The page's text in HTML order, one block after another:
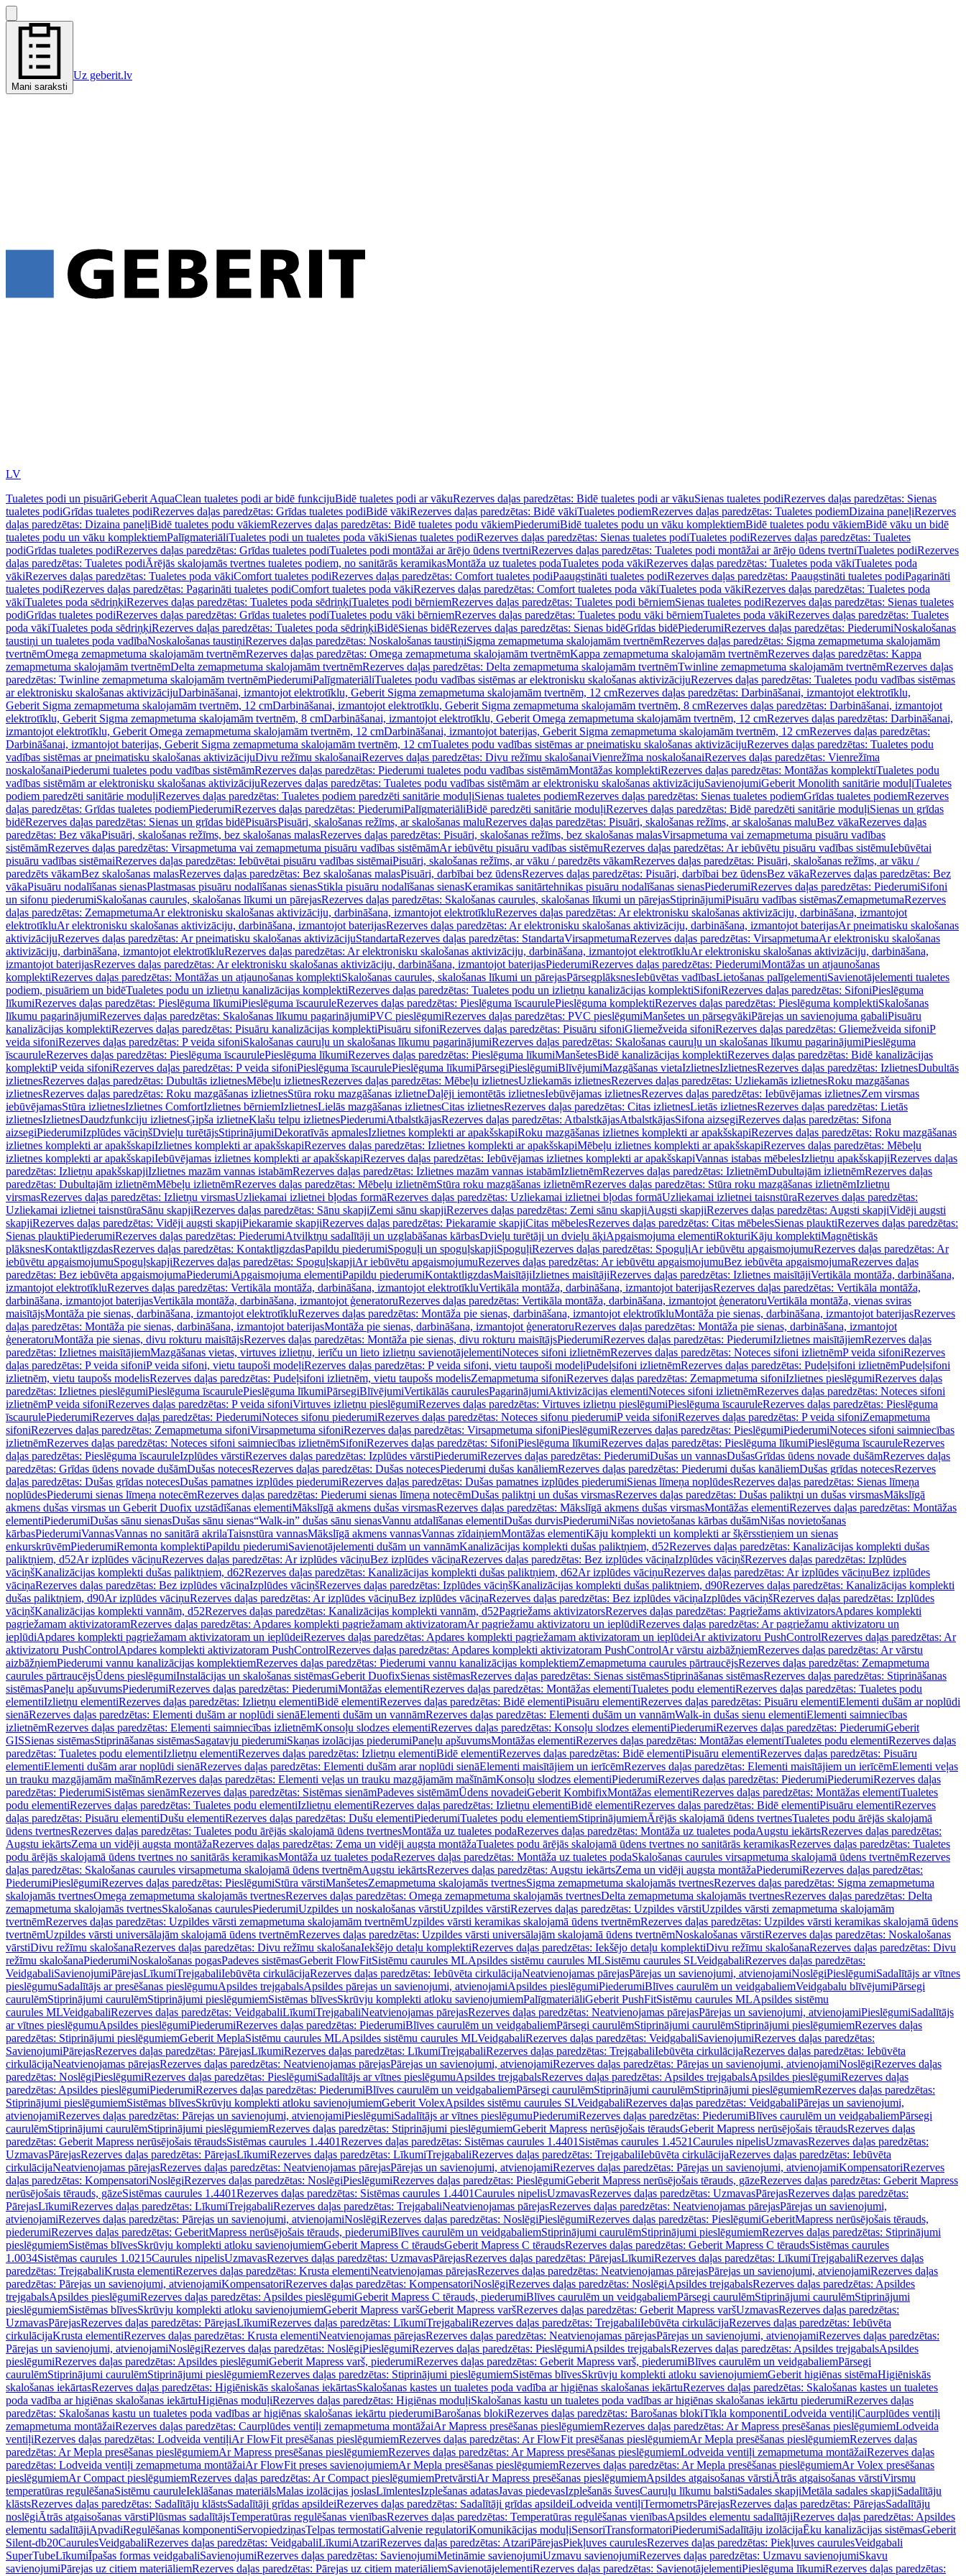
Mani saraksti
Uz geberit.lv
LV
Tualetes podi un pisuāriGeberit AquaClean tualetes podi ar bidē funkcijuBidē tualetes podi ar vākuRezerves daļas paredzētas: Bidē tualetes podi ar vākuSienas tualetes podiRezerves daļas paredzētas: Sienas
tualetes podiGrīdas tualetes podiRezerves daļas paredzētas: Grīdas tualetes podiBidē vākiRezerves daļas paredzētas: Bidē vākiTualetes podiemRezerves daļas paredzētas: Tualetes podiemDizaina paneļiRezerves
daļas paredzētas: Dizaina paneļiBidē tualetes podu vākiemRezerves daļas paredzētas: Bidē tualetes podu vākiemPiederumiBidē tualetes podu un vāku komplektiemBidē tualetes podu vākiemBidē vāku un bidē
tualetes podu un vāku komplektiemPalīgmateriāliTualetes podi un tualetes poda vākiSienas tualetes podiRezerves daļas paredzētas: Sienas tualetes podiTualetes podiRezerves daļas paredzētas: Tualetes
podiGrīdas tualetes podiRezerves daļas paredzētas: Grīdas tualetes podiTualetes podi montāžai ar ārējo ūdens tvertniRezerves daļas paredzētas: Tualetes podi montāžai ar ārējo ūdens tvertniTualetes podiRezerves
daļas paredzētas: Tualetes podiĀrējās skalojamās tvertnes tualetes podiem, no sanitārās keramikasMontāža uz tualetes podaTualetes poda vākiRezerves daļas paredzētas: Tualetes poda vākiTualetes poda
vākiRezerves daļas paredzētas: Tualetes poda vākiComfort tualetes podiRezerves daļas paredzētas: Comfort tualetes podiPaaugstināti tualetes podiRezerves daļas paredzētas: Paaugstināti tualetes podiPagarināti
tualetes podiRezerves daļas paredzētas: Pagarināti tualetes podiComfort tualetes poda vākiRezerves daļas paredzētas: Comfort tualetes poda vākiTualetes poda vākiRezerves daļas paredzētas: Tualetes poda
vākiTualetes poda sēdriņķiRezerves daļas paredzētas: Tualetes poda sēdriņķiTualetes podi bērniemRezerves daļas paredzētas: Tualetes podi bērniemSienas tualetes podiRezerves daļas paredzētas: Sienas tualetes
podiGrīdas tualetes podiRezerves daļas paredzētas: Grīdas tualetes podiTualetes podu vāki bērniemRezerves daļas paredzētas: Tualetes podu vāki bērniemTualetes poda vākiRezerves daļas paredzētas: Tualetes
poda vākiTualetes poda sēdriņķiRezerves daļas paredzētas: Tualetes poda sēdriņķiBidēSienas bidēRezerves daļas paredzētas: Sienas bidēGrīdas bidēPiederumiRezerves daļas paredzētas: PiederumiNoskalošanas
taustiņi un tualetes poda vadībaNoskalošanas taustiņiRezerves daļas paredzētas: Noskalošanas taustiņiSigma zemapmetuma skalojamām tvertnēmRezerves daļas paredzētas: Sigma zemapmetuma skalojamām
tvertnēmOmega zemapmetuma skalojamām tvertnēmRezerves daļas paredzētas: Omega zemapmetuma skalojamām tvertnēmKappa zemapmetuma skalojamām tvertnēmRezerves daļas paredzētas: Kappa
zemapmetuma skalojamām tvertnēmDelta zemapmetuma skalojamām tvertnēmRezerves daļas paredzētas: Delta zemapmetuma skalojamām tvertnēmTwinline zemapmetuma skalojamām tvertnēmRezerves daļas
paredzētas: Twinline zemapmetuma skalojamām tvertnēmPiederumiPalīgmateriāliTualetes podu vadības sistēmas ar elektronisku skalošanas aktivizācijuRezerves daļas paredzētas: Tualetes podu vadības sistēmas
ar elektronisku skalošanas aktivizācijuDarbināšanai, izmantojot elektrotīklu, Geberit Sigma zemapmetuma skalojamām tvertnēm, 12 cmRezerves daļas paredzētas: Darbināšanai, izmantojot elektrotīklu,
Geberit Sigma zemapmetuma skalojamām tvertnēm, 12 cmDarbināšanai, izmantojot elektrotīklu, Geberit Sigma zemapmetuma skalojamām tvertnēm, 8 cmRezerves daļas paredzētas: Darbināšanai, izmantojot
elektrotīklu, Geberit Sigma zemapmetuma skalojamām tvertnēm, 8 cmDarbināšanai, izmantojot elektrotīklu, Geberit Omega zemapmetuma skalojamām tvertnēm, 12 cmRezerves daļas paredzētas: Darbināšanai,
izmantojot elektrotīklu, Geberit Omega zemapmetuma skalojamām tvertnēm, 12 cmDarbināšanai, izmantojot baterijas, Geberit Sigma zemapmetuma skalojamām tvertnēm, 12 cmRezerves daļas paredzētas:
Darbināšanai, izmantojot baterijas, Geberit Sigma zemapmetuma skalojamām tvertnēm, 12 cmTualetes podu vadības sistēmas ar pneimatisku skalošanas aktivizācijuRezerves daļas paredzētas: Tualetes podu
vadības sistēmas ar pneimatisku skalošanas aktivizācijuDivu režīmu skalošanaiRezerves daļas paredzētas: Divu režīmu skalošanaiVienrežīma noskalošanaiRezerves daļas paredzētas: Vienrežīma
noskalošanaiPiederumi tualetes podu vadības sistēmāmRezerves daļas paredzētas: Piederumi tualetes podu vadības sistēmāmMontāžas komplektiRezerves daļas paredzētas: Montāžas komplektiTualetes podu
vadības sistēmām ar elektronisku skalošanas aktivizācijuRezerves daļas paredzētas: Tualetes podu vadības sistēmām ar elektronisku skalošanas aktivizācijuSavienojumiGeberit Monolith sanitārie moduļiTualetes
podiem paredzēti sanitārie moduļiRezerves daļas paredzētas: Tualetes podiem paredzēti sanitārie moduļiSienas tualetes podiemRezerves daļas paredzētas: Sienas tualetes podiemGrīdas tualetes podiemRezerves
daļas paredzētas: Grīdas tualetes podiemPiederumiRezerves daļas paredzētas: PiederumiPalīgmateriāliBidē paredzēti sanitārie moduļiRezerves daļas paredzētas: Bidē paredzēti sanitārie moduļiSienas un grīdas
bidēRezerves daļas paredzētas: Sienas un grīdas bidēPisuārsPisuāri, skalošanas režīms, ar skalošanas maluRezerves daļas paredzētas: Pisuāri, skalošanas režīms, ar skalošanas maluBez vākaRezerves daļas
paredzētas: Bez vākaPisuāri, skalošanas režīms, bez skalošanas malasRezerves daļas paredzētas: Pisuāri, skalošanas režīms, bez skalošanas malasVirsapmetuma vai zemapmetuma pisuāru vadības
sistēmāmRezerves daļas paredzētas: Virsapmetuma vai zemapmetuma pisuāru vadības sistēmāmAr iebūvētu pisuāru vadības sistēmuRezerves daļas paredzētas: Ar iebūvētu pisuāru vadības sistēmuIebūvētai
pisuāru vadības sistēmaiRezerves daļas paredzētas: Iebūvētai pisuāru vadības sistēmaiPisuāri, skalošanas režīms, ar vāku / paredzēts vākamRezerves daļas paredzētas: Pisuāri, skalošanas režīms, ar vāku /
paredzēts vākamBez skalošanas malasRezerves daļas paredzētas: Bez skalošanas malasPisuāri, darbībai bez ūdensRezerves daļas paredzētas: Pisuāri, darbībai bez ūdensBez vākaRezerves daļas paredzētas: Bez
vākaPisuāru nodalīšanas sienasPlastmasas pisuāru nodalīšanas sienasStikla pisuāru nodalīšanas sienasKeramikas sanitārtehnikas pisuāru nodalīšanas sienasPiederumiRezerves daļas paredzētas: PiederumiSifoni
un sifonu piederumiSkalošanas caurules, skalošanas līkumi un pārejasRezerves daļas paredzētas: Skalošanas caurules, skalošanas līkumi un pārejasStiprinājumiPisuāru vadības sistēmasZemapmetumaRezerves
daļas paredzētas: ZemapmetumaAr elektronisku skalošanas aktivizāciju, darbināšana, izmantojot elektrotīkluRezerves daļas paredzētas: Ar elektronisku skalošanas aktivizāciju, darbināšana, izmantojot
elektrotīkluAr elektronisku skalošanas aktivizāciju, darbināšana, izmantojot baterijasRezerves daļas paredzētas: Ar elektronisku skalošanas aktivizāciju, darbināšana, izmantojot baterijasAr pneimatisku skalošanas
aktivizācijuRezerves daļas paredzētas: Ar pneimatisku skalošanas aktivizācijuStandartaRezerves daļas paredzētas: StandartaVirsapmetumaRezerves daļas paredzētas: VirsapmetumaAr elektronisku skalošanas
aktivizāciju, darbināšana, izmantojot elektrotīkluRezerves daļas paredzētas: Ar elektronisku skalošanas aktivizāciju, darbināšana, izmantojot elektrotīkluAr elektronisku skalošanas aktivizāciju, darbināšana,
izmantojot baterijasRezerves daļas paredzētas: Ar elektronisku skalošanas aktivizāciju, darbināšana, izmantojot baterijasPiederumiRezerves daļas paredzētas: PiederumiMontāžas un atjaunošanas
komplektiRezerves daļas paredzētas: Montāžas un atjaunošanas komplektiSkalošanas caurules, skalošanas līkumi un pārejasPārsegplāksnesIebūvētas vadībasLietošanas palīgelementiSavienotājelementi tualetes
podiem, pisuāriem un bidēTualetes podu un izlietņu kanalizācijas komplektiRezerves daļas paredzētas: Tualetes podu un izlietņu kanalizācijas komplektiSifoniRezerves daļas paredzētas: SifoniPieslēguma
līkumiRezerves daļas paredzētas: Pieslēguma līkumiPieslēguma īscauruleRezerves daļas paredzētas: Pieslēguma īscaurulePieslēguma komplektiRezerves daļas paredzētas: Pieslēguma komplektiSkalošanas
līkumu pagarinājumiRezerves daļas paredzētas: Skalošanas līkumu pagarinājumiPVC pieslēgumiRezerves daļas paredzētas: PVC pieslēgumiManšetes un pārsegvākiPārejas un savienojuma gabaliPisuāru
kanalizācijas komplektiRezerves daļas paredzētas: Pisuāru kanalizācijas komplektiPisuāru sifoniRezerves daļas paredzētas: Pisuāru sifoniGliemežveida sifoniRezerves daļas paredzētas: Gliemežveida sifoniP
veida sifoniRezerves daļas paredzētas: P veida sifoniSkalošanas cauruļu un skalošanas līkumu pagarinājumiRezerves daļas paredzētas: Skalošanas cauruļu un skalošanas līkumu pagarinājumiPieslēguma
īscauruleRezerves daļas paredzētas: Pieslēguma īscaurulePieslēguma līkumiRezerves daļas paredzētas: Pieslēguma līkumiManšetesBidē kanalizācijas komplektiRezerves daļas paredzētas: Bidē kanalizācijas
komplektiP veida sifoniRezerves daļas paredzētas: P veida sifoniPieslēguma īscaurulePieslēguma līkumiPārsegiPieslēgumiBlīvējumiMazgāšanas vietaIzlietnesIzlietnesRezerves daļas paredzētas: IzlietnesDubultās
izlietnesRezerves daļas paredzētas: Dubultās izlietnesMēbeļu izlietnesRezerves daļas paredzētas: Mēbeļu izlietnesUzliekamās izlietnesRezerves daļas paredzētas: Uzliekamās izlietnesRoku mazgāšanas
izlietnesRezerves daļas paredzētas: Roku mazgāšanas izlietnesStūra roku mazgāšanas izlietneDaļēji iemontētās izlietnesIebūvējamas izlietnesRezerves daļas paredzētas: Iebūvējamas izlietnesZem virsmas
iebūvējamasStūra izlietnesIzlietnes ComfortIzlietnes bērniemIzlietnesLielās mazgāšanas izlietnesCitas izlietnesRezerves daļas paredzētas: Citas izlietnesLietās izlietnesRezerves daļas paredzētas: Lietās
izlietnesIzlietnesDaudzfunkciju izlietnesĢipša izlietneKlašu telpu izlietnesPiederumiAtbalstkājasRezerves daļas paredzētas: AtbalstkājasAtbalstkājasSifona aizsegiRezerves daļas paredzētas: Sifona
aizsegiPiederumiIzplūdes vāciņšDvieļu turētājsStiprinājumiDekoratīvās apmalesIzlietnes komplekti ar apakšskapiRoku mazgāšanas izlietnes komplekti ar apakšskapiRezerves daļas paredzētas: Roku mazgāšanas
izlietnes komplekti ar apakšskapiIzlietnes komplekti ar apakšskapiRezerves daļas paredzētas: Izlietnes komplekti ar apakšskapiMēbeļu izlietnes komplekti ar apakšskapiRezerves daļas paredzētas: Mēbeļu
izlietnes komplekti ar apakšskapiIebūvējamas izlietnes komplekti ar apakšskapiRezerves daļas paredzētas: Iebūvējamas izlietnes komplekti ar apakšskapiVannas istabas mēbelesIzlietņu apakšskapjiRezerves daļas
paredzētas: Izlietņu apakšskapjiIzlietnes mazām vannas istabāmRezerves daļas paredzētas: Izlietnes mazām vannas istabāmIzlietnēmRezerves daļas paredzētas: IzlietnēmDubultajām izlietnēmRezerves daļas
paredzētas: Dubultajām izlietnēmMēbeļu izlietnēmRezerves daļas paredzētas: Mēbeļu izlietnēmStūra roku mazgāšanas izlietnēmRezerves daļas paredzētas: Stūra roku mazgāšanas izlietnēmIzlietņu
virsmasRezerves daļas paredzētas: Izlietņu virsmasUzliekamai izlietnei bļodas formāRezerves daļas paredzētas: Uzliekamai izlietnei bļodas formāUzliekamai izlietnei taisnstūraRezerves daļas paredzētas:
Uzliekamai izlietnei taisnstūraSānu skapjiRezerves daļas paredzētas: Sānu skapjiZemi sānu skapjiRezerves daļas paredzētas: Zemi sānu skapjiAugsti skapjiRezerves daļas paredzētas: Augsti skapjiVidēji augsti
skapjiRezerves daļas paredzētas: Vidēji augsti skapjiPiekaramie skapjiRezerves daļas paredzētas: Piekaramie skapjiCitas mēbelesRezerves daļas paredzētas: Citas mēbelesSienas plauktiRezerves daļas paredzētas:
Sienas plauktiPiederumiRezerves daļas paredzētas: PiederumiAtvilktņu sadalītāji un uzglabāšanas kārbasDvieļu turētāji un dvieļu āķiApgaismojuma elementiRokturiKāju komplektiMagnētiskās
plāksnesKontaktligzdasRezerves daļas paredzētas: KontaktligzdasPapildu piederumiSpoguļi un spoguļskapjiSpoguļiRezerves daļas paredzētas: SpoguļiAr iebūvētu apgaismojumuRezerves daļas paredzētas: Ar
iebūvētu apgaismojumuSpoguļskapjiRezerves daļas paredzētas: SpoguļskapjiAr iebūvētu apgaismojumuRezerves daļas paredzētas: Ar iebūvētu apgaismojumuBez iebūvēta apgaismojumaRezerves daļas
paredzētas: Bez iebūvēta apgaismojumaPiederumiApgaismojuma elementiPapildu piederumiKontaktligzdasMaisītājiIzlietnes maisītājiRezerves daļas paredzētas: Izlietnes maisītājiVertikāla montāža, darbināšana,
izmantojot elektrotīkluRezerves daļas paredzētas: Vertikāla montāža, darbināšana, izmantojot elektrotīkluVertikāla montāža, darbināšana, izmantojot baterijasRezerves daļas paredzētas: Vertikāla montāža,
darbināšana, izmantojot baterijasVertikāla montāža, darbināšana, izmantojot ģeneratoruRezerves daļas paredzētas: Vertikāla montāža, darbināšana, izmantojot ģeneratoruVertikāla montāža, vienas sviras
maisītājsMontāža pie sienas, darbināšana, izmantojot elektrotīkluRezerves daļas paredzētas: Montāža pie sienas, darbināšana, izmantojot elektrotīkluMontāža pie sienas, darbināšana, izmantojot baterijasRezerves
daļas paredzētas: Montāža pie sienas, darbināšana, izmantojot baterijasMontāža pie sienas, darbināšana, izmantojot ģeneratoruRezerves daļas paredzētas: Montāža pie sienas, darbināšana, izmantojot
ģeneratoruMontāža pie sienas, divu rokturu maisītājsRezerves daļas paredzētas: Montāža pie sienas, divu rokturu maisītājsPiederumiRezerves daļas paredzētas: PiederumiIzlietnes maisītājiemRezerves daļas
paredzētas: Izlietnes maisītājiemMazgāšanas vietas, virtuves izlietņu, ierīču un lieto izlietņu savienotājelementiNoteces sifoni izlietnēmRezerves daļas paredzētas: Noteces sifoni izlietnēmP veida sifoniRezerves
daļas paredzētas: P veida sifoniP veida sifoni, vietu taupoši modeļiRezerves daļas paredzētas: P veida sifoni, vietu taupoši modeļiPudeļsifoni izlietnēmRezerves daļas paredzētas: Pudeļsifoni izlietnēmPudeļsifoni
izlietnēm, vietu taupošs modelisRezerves daļas paredzētas: Pudeļsifoni izlietnēm, vietu taupošs modelisZemapmetuma sifoniRezerves daļas paredzētas: Zemapmetuma sifoniIzlietnes pieslēgumiRezerves daļas
paredzētas: Izlietnes pieslēgumiPieslēguma īscaurulePieslēguma līkumiPārsegiBlīvējumiVertikālās caurulesPagarinājumiAktivizācijas elementiNoteces sifoni izlietnēmRezerves daļas paredzētas: Noteces sifoni
izlietnēmP veida sifoniRezerves daļas paredzētas: P veida sifoniVirtuves izlietņu pieslēgumiRezerves daļas paredzētas: Virtuves izlietņu pieslēgumiPieslēguma īscauruleRezerves daļas paredzētas: Pieslēguma
īscaurulePiederumiRezerves daļas paredzētas: PiederumiNoteces sifonu piederumiRezerves daļas paredzētas: Noteces sifonu piederumiP veida sifoniRezerves daļas paredzētas: P veida sifoniZemapmetuma
sifoniRezerves daļas paredzētas: Zemapmetuma sifoniVirsapmetuma sifoniRezerves daļas paredzētas: Virsapmetuma sifoniPieslēgumiRezerves daļas paredzētas: PieslēgumiPiederumiNoteces sifoni saimniecības
izlietnēmRezerves daļas paredzētas: Noteces sifoni saimniecības izlietnēmSifoniRezerves daļas paredzētas: SifoniPieslēguma līkumiRezerves daļas paredzētas: Pieslēguma līkumiPieslēguma īscauruleRezerves
daļas paredzētas: Pieslēguma īscauruleIzplūdes vārstiRezerves daļas paredzētas: Izplūdes vārstiPiederumiRezerves daļas paredzētas: PiederumiDušas un vannasDušasGrīdas ūdens novade dušāmRezerves daļas
paredzētas: Grīdas ūdens novade dušāmDušas notecesRezerves daļas paredzētas: Dušas notecesPiederumi dušas kanāliemRezerves daļas paredzētas: Piederumi dušas kanāliemDušas grīdas notecesRezerves
daļas paredzētas: Dušas grīdas notecesDušas pamatnes izplūdes piederumiRezerves daļas paredzētas: Dušas pamatnes izplūdes piederumiSienas līmeņa noplūdesRezerves daļas paredzētas: Sienas līmeņa
noplūdesPiederumi sienas līmeņa notecēmRezerves daļas paredzētas: Piederumi sienas līmeņa notecēmDušas paliktņi un dušas virsmasRezerves daļas paredzētas: Dušas paliktņi un dušas virsmasMākslīgā
akmens dušas virsmas un Geberit Duofix uzstādīšanas elementiMākslīgā akmens dušas virsmasRezerves daļas paredzētas: Mākslīgā akmens dušas virsmasMontāžas elementiRezerves daļas paredzētas: Montāžas
elementiPiederumiDušas sānu sienasDušas sānu sienas“Walk-in” dušas sānu sienasVannu atdalīšanas elementiDušas durvisPiederumiNišas novietošanas kārbas dušāmNišas novietošanas
kārbasPiederumiVannasVannas no sanitārā akrilaTaisnstūra vannasMākslīgā akmens vannasVannas zīdaiņiemMontāžas elementiKāju komplekti un komplekti ar šķērsstieņiem un sienas
enkurskrūvēmPiederumiRemonta komplektiPapildu piederumiSavienotājelementi dušām un vannāmKanalizācijas komplekti dušas paliktņiem, d52Rezerves daļas paredzētas: Kanalizācijas komplekti dušas
paliktņiem, d52Ar izplūdes vāciņuRezerves daļas paredzētas: Ar izplūdes vāciņuBez izplūdes vāciņaRezerves daļas paredzētas: Bez izplūdes vāciņaIzplūdes vāciņšRezerves daļas paredzētas: Izplūdes
vāciņšKanalizācijas komplekti dušas paliktņiem, d62Rezerves daļas paredzētas: Kanalizācijas komplekti dušas paliktņiem, d62Ar izplūdes vāciņuRezerves daļas paredzētas: Ar izplūdes vāciņuBez izplūdes
vāciņaRezerves daļas paredzētas: Bez izplūdes vāciņaIzplūdes vāciņšRezerves daļas paredzētas: Izplūdes vāciņšKanalizācijas komplekti dušas paliktņiem, d90Rezerves daļas paredzētas: Kanalizācijas komplekti
dušas paliktņiem, d90Ar izplūdes vāciņuRezerves daļas paredzētas: Ar izplūdes vāciņuBez izplūdes vāciņaRezerves daļas paredzētas: Bez izplūdes vāciņaIzplūdes vāciņšRezerves daļas paredzētas: Izplūdes
vāciņšKanalizācijas komplekti vannām, d52Rezerves daļas paredzētas: Kanalizācijas komplekti vannām, d52Pagriežams aktivizatorsRezerves daļas paredzētas: Pagriežams aktivizatorsApdares komplekti
pagriežamam aktivizatoramRezerves daļas paredzētas: Apdares komplekti pagriežamam aktivizatoramAr pagriežamu aktivizatoru un ieplūdiRezerves daļas paredzētas: Ar pagriežamu aktivizatoru un
ieplūdiApdares komplekti pagriežamam aktivizatoram un ieplūdeiRezerves daļas paredzētas: Apdares komplekti pagriežamam aktivizatoram un ieplūdeiAr aktivizatoru PushControlRezerves daļas paredzētas: Ar
aktivizatoru PushControlApdares komplekti aktivizatoram PushControlRezerves daļas paredzētas: Apdares komplekti aktivizatoram PushControlAr vārstu aizbāžņiemRezerves daļas paredzētas: Ar vārstu
aizbāžņiemPiederumi vannu kanalizācijas komplektiemRezerves daļas paredzētas: Piederumi vannu kanalizācijas komplektiemZemapmetuma caurules pārtraucējsRezerves daļas paredzētas: Zemapmetuma
caurules pārtraucējsŪdens pieslēgumiInstalācijas un skalošanas sistēmasGeberit DuofixSienas sistēmasRezerves daļas paredzētas: Sienas sistēmasStiprināšanas sistēmasRezerves daļas paredzētas: Stiprināšanas
sistēmasPaneļu apšuvumsPiederumiRezerves daļas paredzētas: PiederumiMontāžas elementiRezerves daļas paredzētas: Montāžas elementiTualetes podu elementiRezerves daļas paredzētas: Tualetes podu
elementiIzlietņu elementiRezerves daļas paredzētas: Izlietņu elementiBidē elementiRezerves daļas paredzētas: Bidē elementiPisuāru elementiRezerves daļas paredzētas: Pisuāru elementiElementi dušām ar noplūdi
sienāRezerves daļas paredzētas: Elementi dušām ar noplūdi sienāElementi dušām un vannāmRezerves daļas paredzētas: Elementi dušām un vannāmWalk-in dušas sienu elementiElementi saimniecības
izlietnēmRezerves daļas paredzētas: Elementi saimniecības izlietnēmKonsoļu slodzes elementiRezerves daļas paredzētas: Konsoļu slodzes elementiPiederumiRezerves daļas paredzētas: PiederumiGeberit
GISSienas sistēmasStiprināšanas sistēmasSagatavju piederumiSkaņas izolācijas piederumiPaneļu apšuvumsMontāžas elementiRezerves daļas paredzētas: Montāžas elementiTualetes podu elementiRezerves daļas
paredzētas: Tualetes podu elementiIzlietņu elementiRezerves daļas paredzētas: Izlietņu elementiBidē elementiRezerves daļas paredzētas: Bidē elementiPisuāru elementiRezerves daļas paredzētas: Pisuāru
elementiElementi dušām arar noplūdi sienāRezerves daļas paredzētas: Elementi dušām arar noplūdi sienāElementi maisītājiem un ierīcēmRezerves daļas paredzētas: Elementi maisītājiem un ierīcēmElementi veļas
un trauku mazgājamām mašīnāmRezerves daļas paredzētas: Elementi veļas un trauku mazgājamām mašīnāmKonsoļu slodzes elementiPiederumiRezerves daļas paredzētas: PiederumiPiederumiRezerves daļas
paredzētas: PiederumiSistēmas sienāmRezerves daļas paredzētas: Sistēmas sienāmPadeves sistēmāmŪdens novadeiGeberit KombifixMontāžas elementiRezerves daļas paredzētas: Montāžas elementiTualetes
podu elementiRezerves daļas paredzētas: Tualetes podu elementiIzlietņu elementiRezerves daļas paredzētas: Izlietņu elementiBidē elementiRezerves daļas paredzētas: Bidē elementiPisuāru elementiRezerves
daļas paredzētas: Pisuāru elementiDušu elementiRezerves daļas paredzētas: Dušu elementiPiederumiTualetes podu elementiemStiprinājumiemĀrējās skalojamā ūdens tvertnesTualetes podu ārējās skalojamā
ūdens tvertnesRezerves daļas paredzētas: Tualetes podu ārējās skalojamā ūdens tvertnesMontāža uz tualetes podaRezerves daļas paredzētas: Montāža uz tualetes podaAugstu iekārtsRezerves daļas paredzētas:
Augstu iekārtsZema un vidēji augsta montāžaRezerves daļas paredzētas: Zema un vidēji augsta montāžaTualetes podu ārējās skalojamā ūdens tvertnes no sanitārās keramikasRezerves daļas paredzētas: Tualetes
podu ārējās skalojamā ūdens tvertnes no sanitārās keramikasMontāža uz tualetes podaRezerves daļas paredzētas: Montāža uz tualetes podaSkalošanas caurules virsapmetuma skalojamā ūdens tvertnēmRezerves
daļas paredzētas: Skalošanas caurules virsapmetuma skalojamā ūdens tvertnēmAugstu iekārtsRezerves daļas paredzētas: Augstu iekārtsZema un vidēji augsta montāžaPiederumiRezerves daļas paredzētas:
PiederumiPieslēgumiRezerves daļas paredzētas: PieslēgumiStūra vārstiManšetesZemapmetuma skalojamās tvertnesSigma zemapmetuma skalojamās tvertnesRezerves daļas paredzētas: Sigma zemapmetuma
skalojamās tvertnesOmega zemapmetuma skalojamās tvertnesRezerves daļas paredzētas: Omega zemapmetuma skalojamās tvertnesDelta zemapmetuma skalojamās tvertnesRezerves daļas paredzētas: Delta
zemapmetuma skalojamās tvertnesSkalošanas caurulesPiederumiUzpildes un noskalošanas vārstiUzpildes vārstiRezerves daļas paredzētas: Uzpildes vārstiUzpildes vārsti zemapmetuma skalojamām
tvertnēmRezerves daļas paredzētas: Uzpildes vārsti zemapmetuma skalojamām tvertnēmUzpildes vārsti keramikas skalojamā ūdens tvertnēmRezerves daļas paredzētas: Uzpildes vārsti keramikas skalojamā ūdens
tvertnēmUzpildes vārsti universālajām skalojamā ūdens tvertnēmRezerves daļas paredzētas: Uzpildes vārsti universālajām skalojamā ūdens tvertnēmNoskalošanas vārstiRezerves daļas paredzētas: Noskalošanas
vārstiDivu režīmu skalošanaRezerves daļas paredzētas: Divu režīmu skalošanaIekšējo detaļu komplektiRezerves daļas paredzētas: Iekšējo detaļu komplektiDivu režīmu skalošanaRezerves daļas paredzētas: Divu
režīmu skalošanaPiederumiNoskalošanas pogasPadeves sistēmasGeberit FlowFitSistēmu caurules MLApsildes sistēmu caurules MLSistēmu caurules SLVeidgabaliRezerves daļas paredzētas:
VeidgabaliSavienojumiPārejasLīkumiTrejgabaliIebūvēta cirkulācijaRezerves daļas paredzētas: Iebūvēta cirkulācijaNeatvienojamas pārejasPārejas un savienojumi, atvienojamiNoslēgiPieslēgumiSadalītājs ar vītnes
pieslēgumuSadalītājs ar presēšanas pieslēgumuApsildes trejgabalsApsildes pārejas un savienojumi, atvienojamiApsildes pieslēgumiPiederumiBlīves caurulēm un veidgabaliemVeidgabalu blīvējumiPārsegi
caurulēmStiprinājumi caurulēmStiprinājumi pieslēgumiemSistēmas blīvesSkrūvju komplekti atloku savienojumiemPalīgmateriāliGeberit PushFitSistēmu caurules MLApsildes sistēmu
caurules MLVeidgabaliRezerves daļas paredzētas: VeidgabaliLīkumiTrejgabaliNeatvienojamas pārejasRezerves daļas paredzētas: Neatvienojamas pārejasPārejas un savienojumi, atvienojamiPieslēgumiSadalītājs
ar vītnes pieslēgumuApsildes pieslēgumiPiederumiRezerves daļas paredzētas: PiederumiBlīves caurulēm un veidgabaliemPārsegi caurulēmStiprinājumi caurulēmStiprinājumi pieslēgumiemRezerves daļas
paredzētas: Stiprinājumi pieslēgumiemGeberit MeplaSistēmu caurules MLApsildes sistēmu caurules MLVeidgabaliRezerves daļas paredzētas: VeidgabaliSavienojumiRezerves daļas paredzētas:
SavienojumiPārejasRezerves daļas paredzētas: PārejasLīkumiRezerves daļas paredzētas: LīkumiTrejgabaliRezerves daļas paredzētas: TrejgabaliIebūvēta cirkulācijaRezerves daļas paredzētas: Iebūvēta
cirkulācijaNeatvienojamas pārejasRezerves daļas paredzētas: Neatvienojamas pārejasPārejas un savienojumi, atvienojamiRezerves daļas paredzētas: Pārejas un savienojumi, atvienojamiNoslēgiRezerves daļas
paredzētas: NoslēgiPieslēgumiRezerves daļas paredzētas: PieslēgumiSadalītājs ar vītnes pieslēgumuApsildes trejgabalsRezerves daļas paredzētas: Apsildes trejgabalsApsildes pieslēgumiRezerves daļas
paredzētas: Apsildes pieslēgumiPiederumiRezerves daļas paredzētas: PiederumiBlīves caurulēm un veidgabaliemPārsegi caurulēmStiprinājumi caurulēmStiprinājumi pieslēgumiemRezerves daļas paredzētas:
Stiprinājumi pieslēgumiemSistēmas blīvesSkrūvju komplekti atloku savienojumiemGeberit VolexApsildes sistēmu caurules SLVeidgabaliRezerves daļas paredzētas: VeidgabaliPārejas un savienojumi,
atvienojamiRezerves daļas paredzētas: Pārejas un savienojumi, atvienojamiPieslēgumiSadalītājs ar vītnes pieslēgumuPiederumiRezerves daļas paredzētas: PiederumiBlīves caurulēm un veidgabaliemPārsegi
caurulēmStiprinājumi caurulēmStiprinājumi pieslēgumiemRezerves daļas paredzētas: Stiprinājumi pieslēgumiemGeberit Mapress nerūsējošais tēraudsGeberit Mapress nerūsējošais tēraudsRezerves daļas
paredzētas: Geberit Mapress nerūsējošais tēraudsSistēmas caurules 1.4401Rezerves daļas paredzētas: Sistēmas caurules 1.4401 Sistēmas caurules 1.4521Caurules nipelisUzmavasRezerves daļas paredzētas:
UzmavasPārejasRezerves daļas paredzētas: PārejasLīkumiRezerves daļas paredzētas: LīkumiTrejgabaliRezerves daļas paredzētas: TrejgabaliIebūvēta cirkulācijaRezerves daļas paredzētas: Iebūvēta
cirkulācijaNeatvienojamas pārejasRezerves daļas paredzētas: Neatvienojamas pārejasPārejas un savienojumi, atvienojamiRezerves daļas paredzētas: Pārejas un savienojumi, atvienojamiKompensatoriRezerves
daļas paredzētas: KompensatoriNoslēgiRezerves daļas paredzētas: NoslēgiPieslēgumiRezerves daļas paredzētas: PieslēgumiGeberit Mapress nerūsējošais tērauds, gāzeRezerves daļas paredzētas: Geberit Mapress
nerūsējošais tērauds, gāzeSistēmas caurules 1.4401Rezerves daļas paredzētas: Sistēmas caurules 1.4401Caurules nipelisUzmavasRezerves daļas paredzētas: UzmavasPārejasRezerves daļas paredzētas:
PārejasLīkumiRezerves daļas paredzētas: LīkumiTrejgabaliRezerves daļas paredzētas: TrejgabaliNeatvienojamas pārejasRezerves daļas paredzētas: Neatvienojamas pārejasPārejas un savienojumi,
atvienojamiRezerves daļas paredzētas: Pārejas un savienojumi, atvienojamiNoslēgiRezerves daļas paredzētas: NoslēgiPieslēgumiRezerves daļas paredzētas: PieslēgumiGeberitMapress nerūsējošais tērauds,
piederumiRezerves daļas paredzētas: GeberitMapress nerūsējošais tērauds, piederumiBlīves caurulēm un veidgabaliemStiprinājumi caurulēmStiprinājumi pieslēgumiemRezerves daļas paredzētas: Stiprinājumi
pieslēgumiemSistēmas blīvesSkrūvju komplekti atloku savienojumiemGeberit Mapress C tēraudsGeberit Mapress C tēraudsRezerves daļas paredzētas: Geberit Mapress C tēraudsSistēmas caurules
1.0034Sistēmas caurules 1.0215Caurules nipelisUzmavasRezerves daļas paredzētas: UzmavasPārejasRezerves daļas paredzētas: PārejasLīkumiRezerves daļas paredzētas: LīkumiTrejgabaliRezerves daļas
paredzētas: TrejgabaliKrusta elementiRezerves daļas paredzētas: Krusta elementiNeatvienojamas pārejasRezerves daļas paredzētas: Neatvienojamas pārejasPārejas un savienojumi, atvienojamiRezerves daļas
paredzētas: Pārejas un savienojumi, atvienojamiKompensatoriRezerves daļas paredzētas: KompensatoriNoslēgiRezerves daļas paredzētas: NoslēgiApsildes trejgabalsRezerves daļas paredzētas: Apsildes
trejgabalsApsildes pieslēgumiRezerves daļas paredzētas: Apsildes pieslēgumiGeberit Mapress C tērauds, piederumiBlīves caurulēm un veidgabaliemPārsegi caurulēmStiprinājumi caurulēmStiprinājumi
pieslēgumiemSistēmas blīvesSkrūvju komplekti atloku savienojumiemGeberit Mapress varšGeberit Mapress varšRezerves daļas paredzētas: Geberit Mapress varšUzmavasRezerves daļas paredzētas:
UzmavasPārejasRezerves daļas paredzētas: PārejasLīkumiRezerves daļas paredzētas: LīkumiTrejgabaliRezerves daļas paredzētas: TrejgabaliIebūvēta cirkulācijaRezerves daļas paredzētas: Iebūvēta
cirkulācijaKrusta elementiRezerves daļas paredzētas: Krusta elementiNeatvienojamas pārejasRezerves daļas paredzētas: Neatvienojamas pārejasPārejas un savienojumi, atvienojamiRezerves daļas paredzētas:
Pārejas un savienojumi, atvienojamiNoslēgiRezerves daļas paredzētas: NoslēgiPieslēgumiRezerves daļas paredzētas: PieslēgumiApsildes trejgabalsRezerves daļas paredzētas: Apsildes trejgabalsApsildes
pieslēgumiRezerves daļas paredzētas: Apsildes pieslēgumiGeberit Mapress varš, piederumiRezerves daļas paredzētas: Geberit Mapress varš, piederumiBlīves caurulēm un veidgabaliemPārsegi
caurulēmStiprinājumi caurulēmStiprinājumi pieslēgumiemRezerves daļas paredzētas: Stiprinājumi pieslēgumiemSistēmas blīvesSkrūvju komplekti atloku savienojumiemGeberit higiēnas sistēmaHigiēniskās
skalošanas iekārtasRezerves daļas paredzētas: Higiēniskās skalošanas iekārtasSkalošanas kastes un tualetes poda vadība ar higiēnas skalošanas iekārtuRezerves daļas paredzētas: Skalošanas kastes un tualetes
poda vadība ar higiēnas skalošanas iekārtuHigiēnas moduļiRezerves daļas paredzētas: Higiēnas moduļiSkalošanas kastu un tualetes poda vadības ar higiēnas skalošanas iekārtu piederumiRezerves daļas
paredzētas: Skalošanas kastu un tualetes poda vadības ar higiēnas skalošanas iekārtu piederumiBarošanas blokiRezerves daļas paredzētas: Barošanas blokiTīkla komponentiLodveida ventiļiCaurplūdes ventiļi
zemapmetuma montāžaiRezerves daļas paredzētas: Caurplūdes ventiļi zemapmetuma montāžaiAr Mapress presēšanas pieslēgumiemRezerves daļas paredzētas: Ar Mapress presēšanas pieslēgumiemLodveida
ventiļiRezerves daļas paredzētas: Lodveida ventiļiAr FlowFit presēšanas pieslēgumiemRezerves daļas paredzētas: Ar FlowFit presēšanas pieslēgumiemAr Mepla presēšanas pieslēgumiemRezerves daļas
paredzētas: Ar Mepla presēšanas pieslēgumiemAr Mapress presēšanas pieslēgumiemRezerves daļas paredzētas: Ar Mapress presēšanas pieslēgumiemLodveida ventiļi zemapmetuma montāžaiRezerves daļas
paredzētas: Lodveida ventiļi zemapmetuma montāžaiAr FlowFit preses savienojumiemAr Mepla presēšanas pieslēgumiemRezerves daļas paredzētas: Ar Mepla presēšanas pieslēgumiemAr Volex presēšanas
pieslēgumiemAr Compact pieslēgumiemRezerves daļas paredzētas: Ar Compact pieslēgumiemPretvārstiAr Mapress presēšanas pieslēgumiemApsildes atgaisošanas vārstiĀtrās atgaisošanas vārstiVirsmu
temperatūras regulēšanaSistēmu cauruleIeklāšanas materiālsMalas izolācijas joslasLīmlentesIzplešanas adatasJavas piedevasIzplešanās šuvesCauruļu līkumu balstiSadales skapjiMetāla sadales skapjiSadalītāju
klāstsRezerves daļas paredzētas: Sadalītāju klāstsSadalītāji grīdas apsildeiRezerves daļas paredzētas: Sadalītāji grīdas apsildeiLodveida ventiļiTermometrsPārejasRezerves daļas paredzētas: PārejasSadalītāju
noslēgiĀtrās atgaisošanas vārstiPlūsmas sadalītājsTemperatūras regulēšanas vienībasRezerves daļas paredzētas: Temperatūras regulēšanas vienībasApsildes elementu sadalītājiRezerves daļas paredzētas: Apsildes
elementu sadalītājiApvadiRegulēšanas komponentiServopiedziņasTelpas termostatiGalvenie regulatoriKomunikācijas moduļiSensoriTransformatoriPiederumiSadalītāju izolācijaĒku kanalizācijas sistēmasGeberit
Silent-db20CaurulesVeidgabaliRezerves daļas paredzētas: VeidgabaliLīkumiAtzariRezerves daļas paredzētas: AtzariPārejasPiekļuves caurulesRezerves daļas paredzētas: Piekļuves caurulesVeidgabali
SuperTubeLīkumiĪpašas formas veidgabaliSavienojumiRezerves daļas paredzētas: SavienojumiMetināmie savienojumiUzmavu savienojumiRezerves daļas paredzētas: Uzmavu savienojumiSkavu
savienojumiPārejas uz citiem materiāliemRezerves daļas paredzētas: Pārejas uz citiem materiāliemSavienotājelementiRezerves daļas paredzētas: SavienotājelementiPieslēguma līkumiRezerves daļas paredzētas: